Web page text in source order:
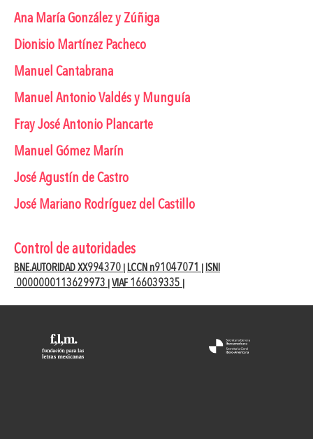
Ana María González y Zúñiga
Dionisio Martínez Pacheco
Manuel Cantabrana
Manuel Antonio Valdés y Munguía
Fray José Antonio Plancarte
Manuel Gómez Marín
José Agustín de Castro
José Mariano Rodríguez del Castillo
Control de autoridades
BNE.AUTORIDAD XX994370 LCCN n91047071
ISNI
0000000113629973
VIAF 166039335